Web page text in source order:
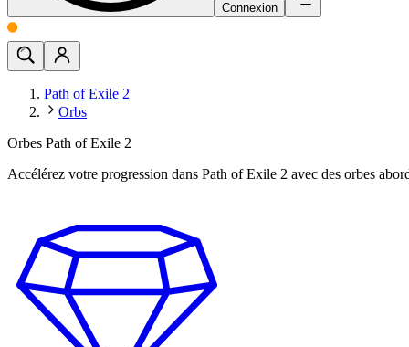
Connexion
Path of Exile 2
Orbs
Orbes Path of Exile 2
Accélérez votre progression dans Path of Exile 2 avec des orbes